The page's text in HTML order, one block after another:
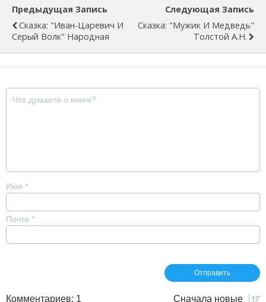
Предыдущая Запись
Сказка: "Иван-Царевич И
Серый Волк" Народная
Следующая Запись
Сказка: "Мужик И Медведь"
Толстой А.Н.
Имя *
Почта *
Комментариев: 1 Сначала новые